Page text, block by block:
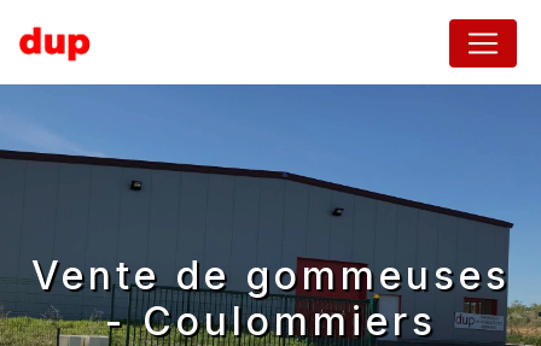
vente de gommeuses
- Coulommiers